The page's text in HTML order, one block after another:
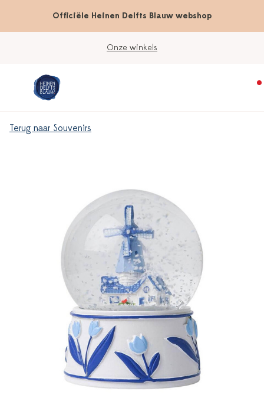
Officiële Heinen Delfts Blauw webshop
Werkdagen vóór 15:00 besteld; vandaag
Terug naar Souvenirs